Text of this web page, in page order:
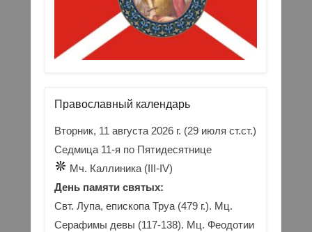
Православный календарь
Вторник, 11 августа 2026 г. (29 июля ст.ст.)
Седмица 11-я по Пятидесятнице
Мч. Каллиника (III-IV)
День памяти святых:
Свт. Лупа, епископа Труа (479 г.). Мц.
Серафимы девы (117-138). Мц. Феодотии